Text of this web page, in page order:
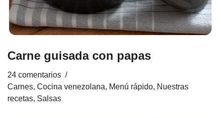
Carne guisada con papas
24 comentarios
Carnes, Cocina venezolana, Menú rápido, Nuestras
recetas, Salsas